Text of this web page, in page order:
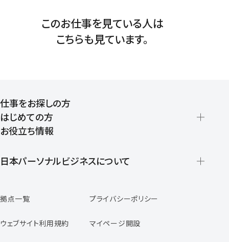
このお仕事を見ている人は
こちらも見ています。
仕事をお探しの方
はじめての方
登録から就業開始までの流れ
お役立ち情報
日本パーソナルビジネスについて
スタッフの声
専任コンサルタントの声
拠点一覧 プライバシーポリシー
ウェブサイト利用規約 マイページ開設